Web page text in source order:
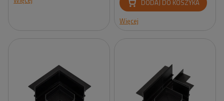
DODAJ DO KOSZYKA
Więcej